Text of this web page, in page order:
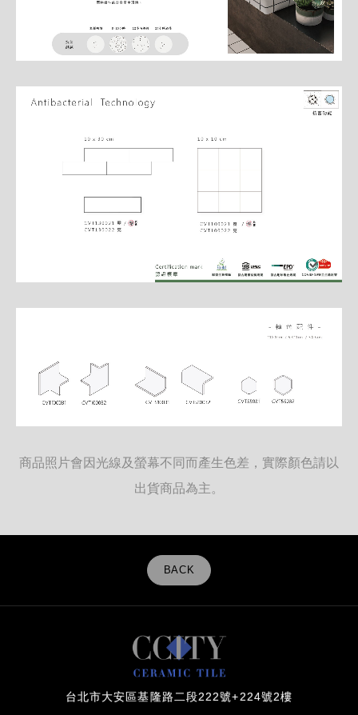
商品照片會因光線及螢幕不同而產生色差，實際顏色請以
出貨商品為主。
BACK
台北市大安區基隆路二段222號+224號2樓